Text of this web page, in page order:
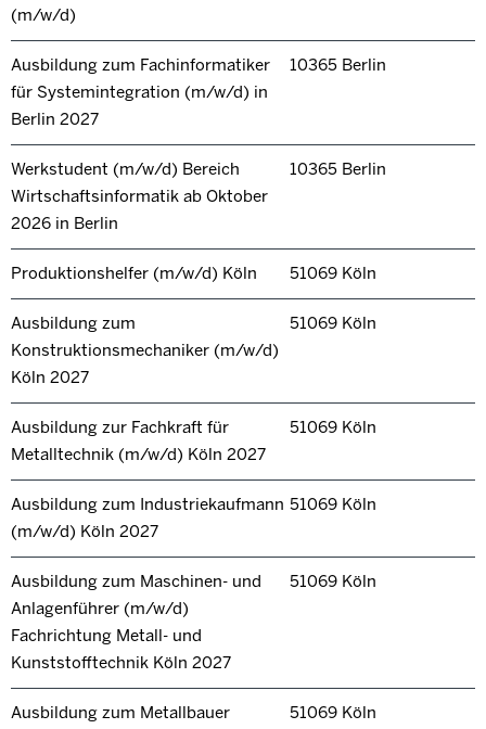
(m/w/d)
Ausbildung zum Fachinformatiker
für Systemintegration (m/w/d) in
Berlin 2027
10365 Berlin
Werkstudent (m/w/d) Bereich
Wirtschaftsinformatik ab Oktober
2026 in Berlin
10365 Berlin
Produktionshelfer (m/w/d) Köln 51069 Köln
Ausbildung zum
Konstruktionsmechaniker (m/w/d)
Köln 2027
51069 Köln
Ausbildung zur Fachkraft für
Metalltechnik (m/w/d) Köln 2027
51069 Köln
Ausbildung zum Industriekaufmann
(m/w/d) Köln 2027
51069 Köln
Ausbildung zum Maschinen- und
Anlagenführer (m/w/d)
Fachrichtung Metall- und
Kunststofftechnik Köln 2027
51069 Köln
Ausbildung zum Metallbauer
51069 Köln